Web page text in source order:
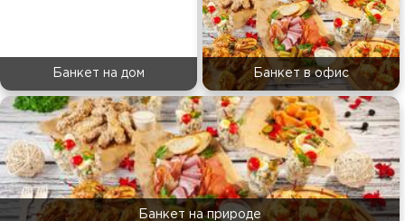
Банкет на дом Банкет в офис
Банкет на природе